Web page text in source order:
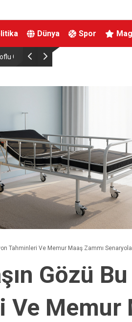
Dünya Spor
Bahçeli, MHP İl Başkanı’nın oğlu Enes
Tahminleri Ve Memur Maaş Zammı
Gözü
Memur